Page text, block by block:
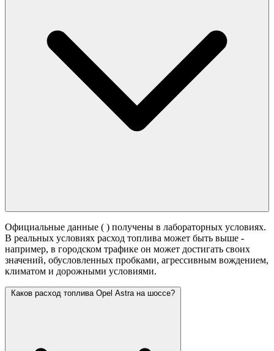
Официальные данные ( ) получены в лабораторных условиях.
В реальных условиях расход топлива может быть выше -
например, в городском трафике он может достигать своих
значений, обусловленных пробками, агрессивным вождением,
климатом и дорожными условиями.
Каков расход топлива Opel Astra на шоссе?